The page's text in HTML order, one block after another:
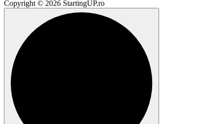
Copyright © 2026 StartingUP.ro